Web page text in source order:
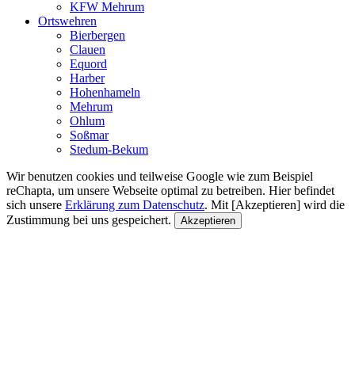
KFW Mehrum
Ortswehren
Bierbergen
Clauen
Equord
Harber
Hohenhameln
Mehrum
Ohlum
Soßmar
Stedum-Bekum
Wir benutzen cookies und teilweise Google wie zum Beispiel
reChapta, um unsere Webseite optimal zu betreiben. Hier befindet
sich unsere Erklärung zum Datenschutz. Mit [Akzeptieren] wird die
Zustimmung bei uns gespeichert.
Akzeptieren